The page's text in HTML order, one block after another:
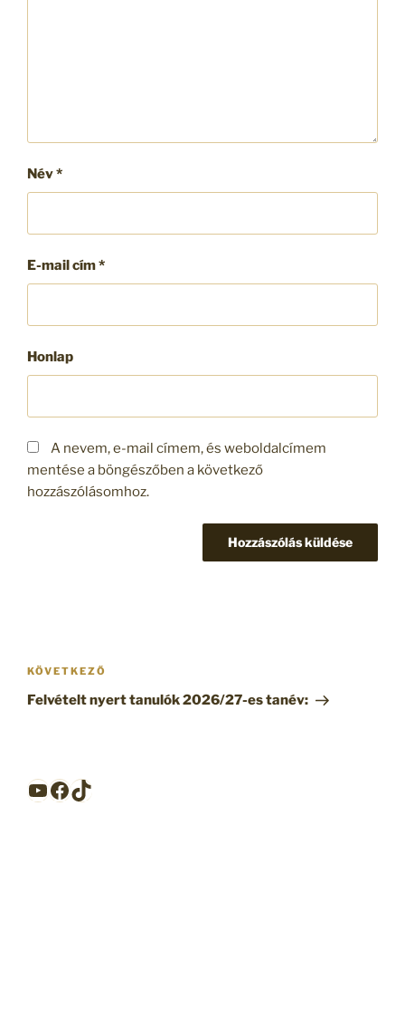
Név*
E-mail cím*
Honlap
A nevem, e-mail címem, és weboldalcímem
mentése a böngészőben a következő
hozzászólásomhoz.
navigáció
Következő
bejegyzés
KÖVETKEZŐ
Felvételt nyert tanulók 2026/27-es tanév:
YouTube
Facebook
TikTok